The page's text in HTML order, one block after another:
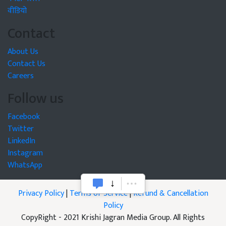
वीडियो
Contact
About Us
Contact Us
Careers
Follow us
Facebook
Twitter
LinkedIn
Instagram
WhatsApp
Privacy Policy|Terms of Service|Refund & Cancellation
Policy
CopyRight - 2021 Krishi Jagran Media Group. All Rights